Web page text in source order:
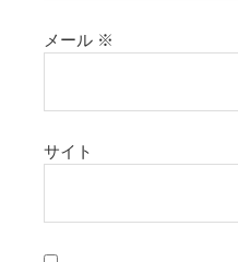
メール ※
サイト